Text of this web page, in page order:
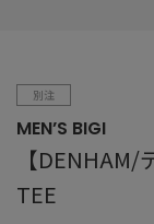
別注
MEN’S BIGI
【
TEE